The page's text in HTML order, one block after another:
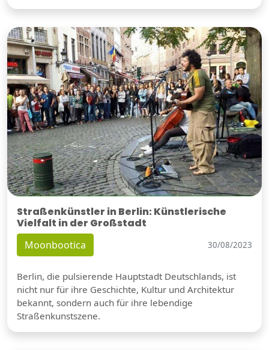
Straßenkünstler in Berlin: Künstlerische
Vielfalt in der Großstadt
Moonbootica 30/08/2023
Berlin, die pulsierende Hauptstadt Deutschlands, ist
nicht nur für ihre Geschichte, Kultur und Architektur
bekannt, sondern auch für ihre lebendige
Straßenkunstszene.